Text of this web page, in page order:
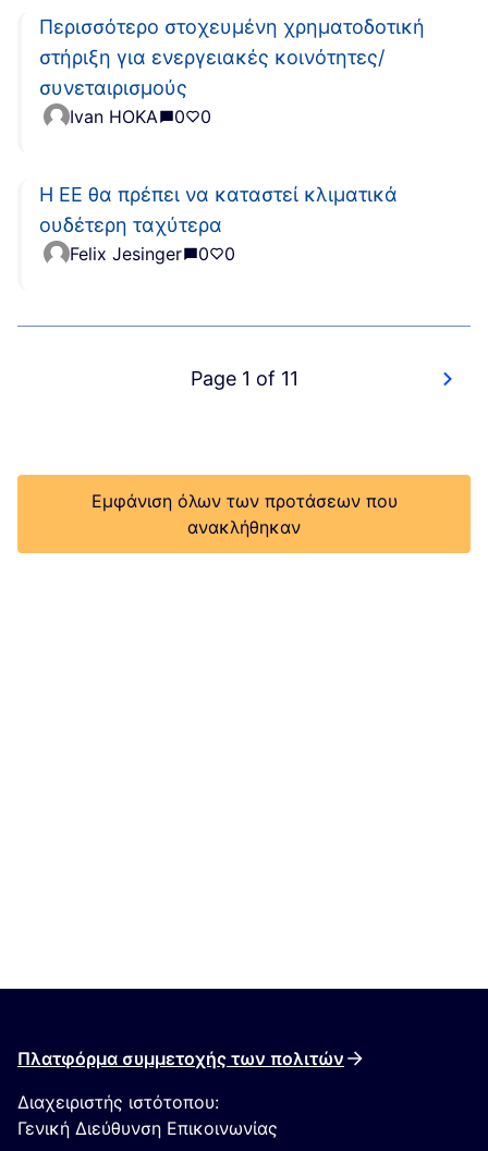
Περισσότερο στοχευμένη χρηματοδοτική
στήριξη για ενεργειακές κοινότητες/
συνεταιρισμούς
Ivan HOKA 0 0
Η ΕΕ θα πρέπει να καταστεί κλιματικά
ουδέτερη ταχύτερα
Felix Jesinger 0 0
Page 1 of 11
Εμφάνιση όλων των προτάσεων που
ανακλήθηκαν
Πλατφόρμα συμμετοχής των πολιτών
Διαχειριστής ιστότοπου:
Γενική Διεύθυνση Επικοινωνίας